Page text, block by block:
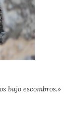
bajo escombros.»